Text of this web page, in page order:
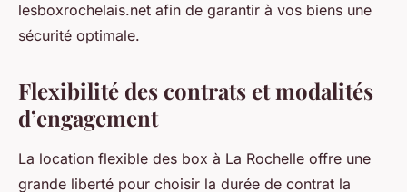
lesboxrochelais.net afin de garantir à vos biens une
sécurité optimale.
Flexibilité des contrats et modalités
d’engagement
La location flexible des box à La Rochelle offre une
grande liberté pour choisir la durée de contrat la